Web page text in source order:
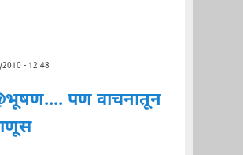
- 12:48
पण वाचनातून